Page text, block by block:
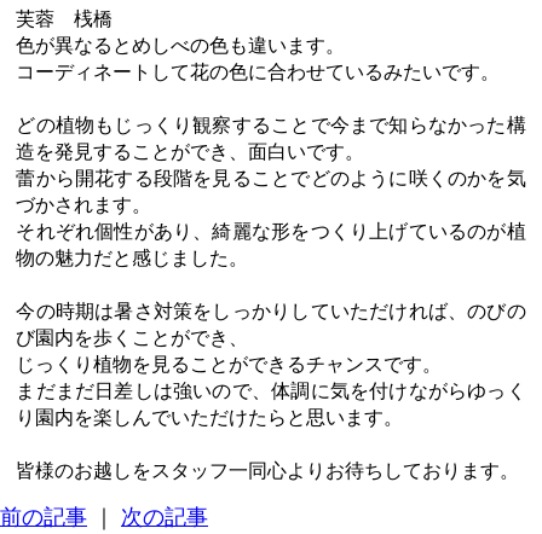
芙蓉 桟橋
色が異なるとめしべの色も違います。
コーディネートして花の色に合わせているみたいです。
どの植物もじっくり観察することで今まで知らなかった構
造を発見することができ、面白いです。
蕾から開花する段階を見ることでどのように咲くのかを気
づかされます。
それぞれ個性があり、綺麗な形をつくり上げているのが植
物の魅力だと感じました。
今の時期は暑さ対策をしっかりしていただければ、のびの
び園内を歩くことができ、
じっくり植物を見ることができるチャンスです。
まだまだ日差しは強いので、体調に気を付けながらゆっく
り園内を楽しんでいただけたらと思います。
皆様のお越しをスタッフ一同心よりお待ちしております。
前の記事 ｜ 次の記事